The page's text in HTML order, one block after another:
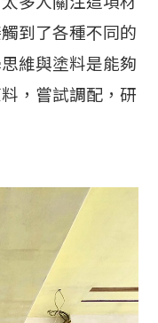
到了各種不同的
維與塗料是能夠
，嘗試調配，研